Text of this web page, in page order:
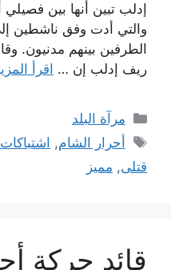
إدلب تبين أنها بين
الطرفين بينهم مدنيون.
ريف إدلب إن …
اقرأ
التصنيفات
مرآة البلد
الوسوم
أحرار الشام, اشتباكات
قتلى, مميز
قائد حركة